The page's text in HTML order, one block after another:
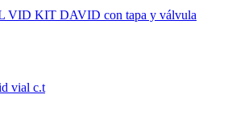
VID KIT DAVID con tapa y válvula
vial c.t